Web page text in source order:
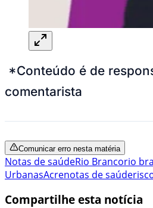
*Conteúdo é de
comentarista
Comunicar erro nesta matéria
Notas de saúdeRio Brancorio
UrbanasAcrenotas de saúde
Compartilhe esta notícia